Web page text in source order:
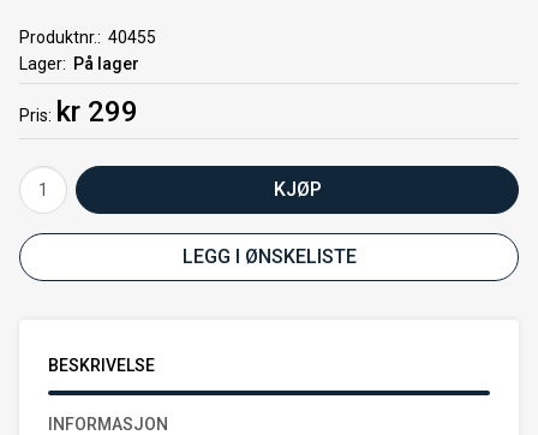
Produktnr.
40455
Lager
På lager
Pris kr 299
KJØP
LEGG I ØNSKELISTE
BESKRIVELSE
INFORMASJON